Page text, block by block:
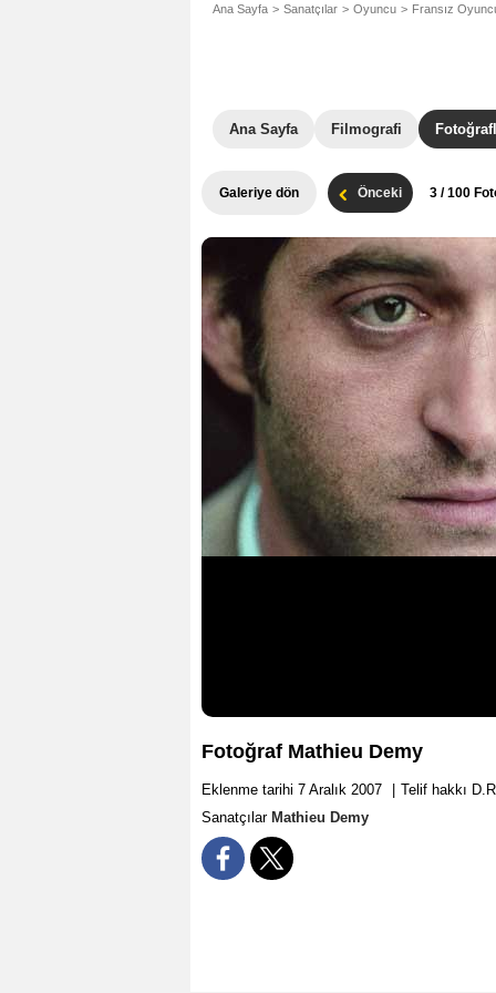
Ana Sayfa Sanatçılar Oyuncu Fransız
Ana Sayfa Filmografi
Galeriye dön Önceki 3 / 100
Fotoğraf Mathieu Demy
Eklenme tarihi 7 Aralık 2007
Telif hakkı
Sanatçılar Mathieu Demy